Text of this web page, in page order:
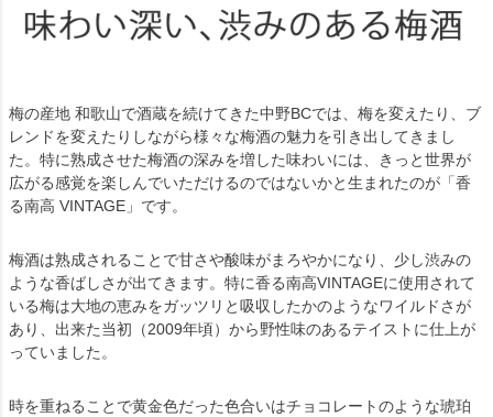
梅の産地 和歌山で酒蔵を続けてきた中野BCでは、梅を変えたり、ブ
レンドを変えたりしながら様々な梅酒の魅力を引き出してきまし
た。特に熟成させた梅酒の深みを増した味わいには、きっと世界が
広がる感覚を楽しんでいただけるのではないかと生まれたのが「香
る南高 VINTAGE」です。
梅酒は熟成されることで甘さや酸味がまろやかになり、少し渋みの
ような香ばしさが出てきます。特に香る南高VINTAGEに使用されて
いる梅は大地の恵みをガッツリと吸収したかのようなワイルドさが
あり、出来た当初（2009年頃）から野性味のあるテイストに仕上が
っていました。
時を重ねることで黄金色だった色合いはチョコレートのような琥珀